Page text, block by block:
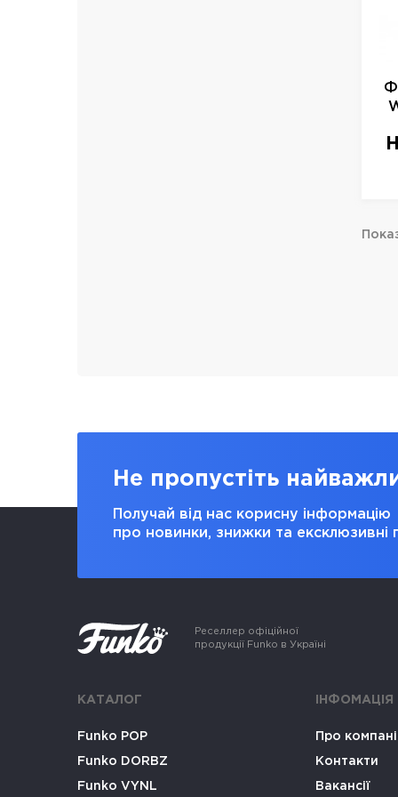
Не пропустіть
Получай від нас корисну інформацію
про новинки, знижки та ексклюзивні
Реселлер офіційної
продукції Funko в Україні
КАТАЛОГ
Funko POP
Funko DORBZ
Funko VYNL
ІНФОМАЦІЯ
Про
Контакти
Вакансії